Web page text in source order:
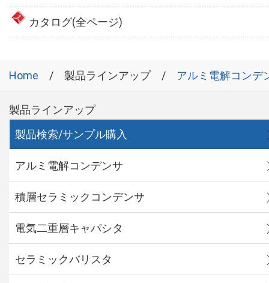
カタログ(全ページ)
Home 製品ラインアップ アルミ電解コンデ
製品ラインアップ
製品検索/サンプル購入
アルミ電解コンデンサ
積層セラミックコンデンサ
電気二重層キャパシタ
セラミックバリスタ